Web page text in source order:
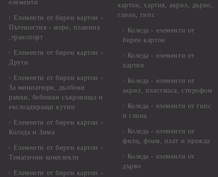
елементи
Елементи от бирен картон -
Пътешестия - море, планина
,транспорт
Елементи от бирен картон -
Други
Елементи от бирен картон -
За миниатюри, дълбоки
рамки, бебешки съкровища и
екслоадиращи кутии
Елементи от бирен картон -
Коледа и Зима
Елементи от бирен картон -
Тематични комплекти
Елементи от бирен картон -
картон, хартия, акрил, дърво,
глина, гипс
Коледа - елементи от
бирен картон
Коледа - елементи от
хартия
Коледа - елементи от
акрил, пластмаса, стирофом
Коледа - елементи от гипс
и глина
Коледа - елементи от
филц, фоам, плат и прежда
Коледа - елементи от
дърво